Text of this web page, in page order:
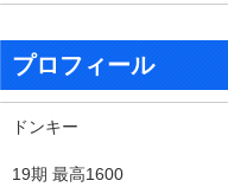
プロフィール
ドンキー
19期 最高1600